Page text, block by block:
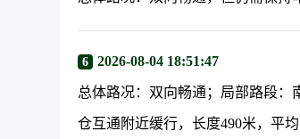
6 2026-08-04 18:51:47
总体路况：双向畅通；局部路段：
仓互通附近缓行，长度490米，平均